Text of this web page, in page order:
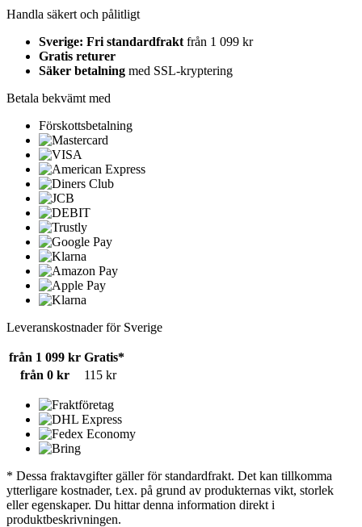
Handla säkert och pålitligt
Sverige: Fri standardfrakt från 1 099 kr
Gratis returer
Säker betalning med SSL-kryptering
Betala bekvämt med
Förskottsbetalning
Leveranskostnader för Sverige
från 1 099 kr Gratis*
från 0 kr
115 kr
* Dessa fraktavgifter gäller för standardfrakt. Det kan tillkomma
ytterligare kostnader, t.ex. på grund av produkternas vikt, storlek
eller egenskaper. Du hittar denna information direkt i
produktbeskrivningen.